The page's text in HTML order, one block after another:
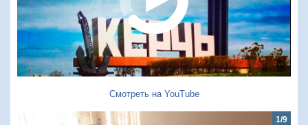
Смотреть на YouTube
1/9